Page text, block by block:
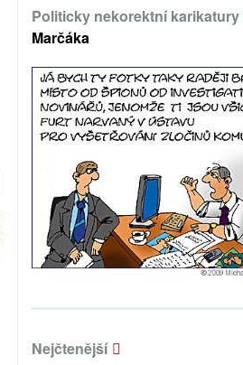
Politicky nekorektní karikatury
Marčáka
Nejčtenější